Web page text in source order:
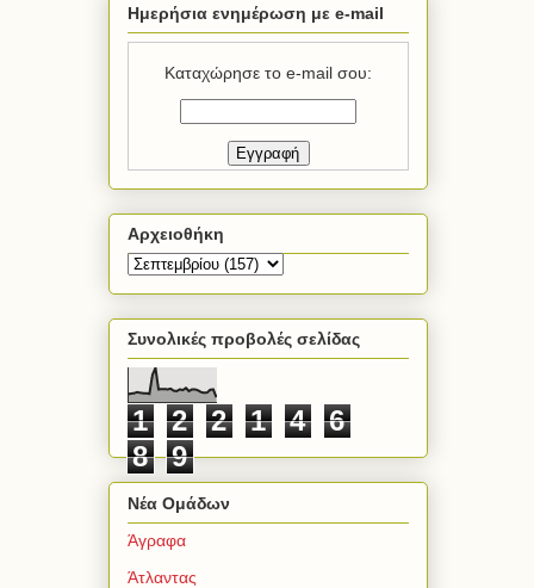
Ημερήσια ενημέρωση με e-mail
Καταχώρησε το e-mail σου:
Αρχειοθήκη
Συνολικές προβολές σελίδας
1 2 2 1 4
6
8
9
Νέα Ομάδων
Άγραφα
Άτλαντας